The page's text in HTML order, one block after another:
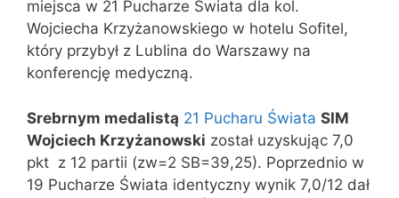
miejsca w 21 Pucharze Świata dla kol.
Wojciecha Krzyżanowskiego w hotelu Sofitel,
który przybył z Lublina do Warszawy na
konferencję medyczną.
Srebrnym medalistą 21 Pucharu Świata SIM
Wojciech Krzyżanowski został uzyskując 7,0
pkt z 12 partii (zw=2 SB=39,25). Poprzednio w
19 Pucharze Świata identyczny wynik 7,0/12 dał